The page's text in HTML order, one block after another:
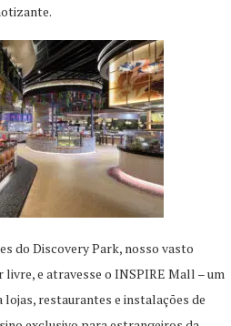
do Discovery Park, nosso vasto
e atravesse o INSPIRE Mall – um
restaurantes e instalações de